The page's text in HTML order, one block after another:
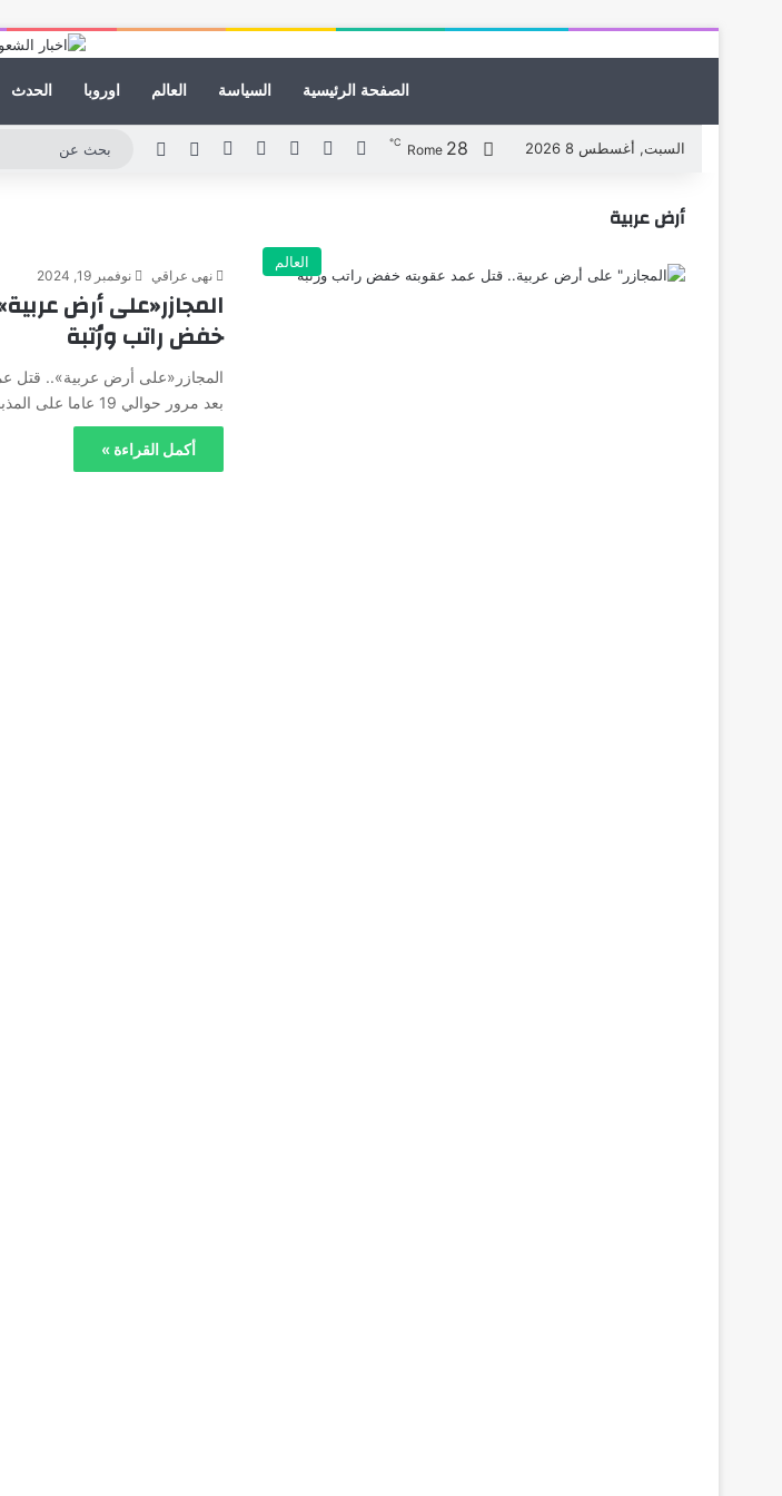
الصفحة الرئيسية السياسة العالم اوروبا الحدث
السبت, أغسطس 8 2026 Rome 28
℃ فيسبوك لينكدإنيوتيوب انستقراممقال عشوائي
الوضع المظلم
أرض عربية
العالم
نهى عراقي نوفمبر 19, 2024
المجازر«على أرض
خفض راتب ورُتبة
المجازر«على أرض عربية».. قتل
بعد مرور حوالي 19 عاما على المذبحة التي نفذها جنود مشاة…
أكمل القراءة »